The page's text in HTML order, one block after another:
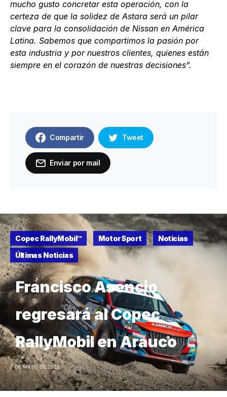
mucho gusto concretar esta operación, con la
certeza de que la solidez de Astara será un pilar
clave para la consolidación de Nissan en América
Latina. Sabemos que compartimos la pasión por
esta industria y por nuestros clientes, quienes están
siempre en el corazón de nuestras decisiones”.
Compartir Tweet
Enviar por mail
Copec RallyMobil™ MotorSport
Noticias
Últimas Noticias
Francisco Asencio
regresará al Copec
RallyMobil en Arauco
7 DE MAYO DE 2026